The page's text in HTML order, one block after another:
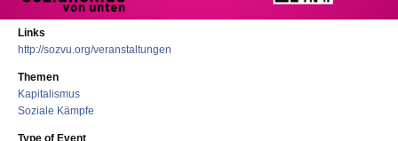
Links
http://sozvu.org/veranstaltungen
Themen
Kapitalismus
Soziale Kämpfe
Type of Event